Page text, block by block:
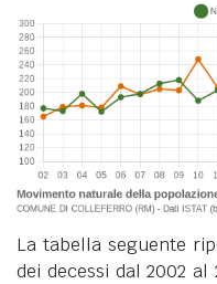
La tabella seguente
dei decessi dal 2002